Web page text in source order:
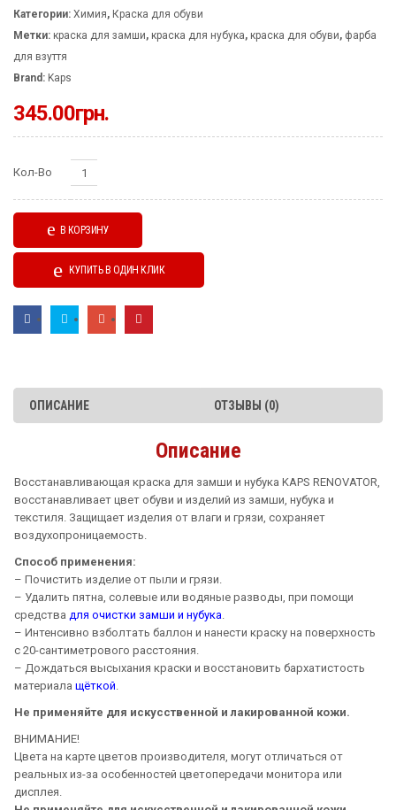
Категории: Химия, Краска для обуви
Метки: краска для замши, краска для нубука, краска для обуви, фарба
для взуття
Brand: Kaps
345.00грн.
Кол-Во Количество
В КОРЗИНУ
КУПИТЬ В ОДИН КЛИК
ОПИСАНИЕ ОТЗЫВЫ (0)
Описание
Восстанавливающая краска для замши и нубука KAPS RENOVATOR,
восстанавливает цвет обуви и изделий из замши, нубука и
текстиля. Защищает изделия от влаги и грязи, сохраняет
воздухопроницаемость.
Способ применения:
– Почистить изделие от пыли и грязи.
– Удалить пятна, солевые или водяные разводы, при помощи
средства для очистки замши и нубука.
– Интенсивно взболтать баллон и нанести краску на поверхность
с 20-сантиметрового расстояния.
– Дождаться высыхания краски и восстановить бархатистость
материала щёткой.
Не применяйте для искусственной и лакированной кожи.
ВНИМАНИЕ!
Цвета на карте цветов производителя, могут отличаться от
реальных из-за особенностей цветопередачи монитора или
дисплея.